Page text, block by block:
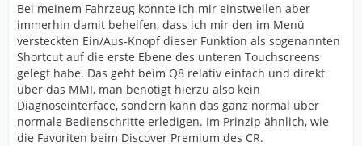
Bei meinem Fahrzeug konnte ich mir einstweilen aber
immerhin damit behelfen, dass ich mir den im Menü
versteckten Ein/Aus-Knopf dieser Funktion als sogenannten
Shortcut auf die erste Ebene des unteren Touchscreens
gelegt habe. Das geht beim Q8 relativ einfach und direkt
über das MMI, man benötigt hierzu also kein
Diagnoseinterface, sondern kann das ganz normal über
normale Bedienschritte erledigen. Im Prinzip ähnlich, wie
die Favoriten beim Discover Premium des CR.